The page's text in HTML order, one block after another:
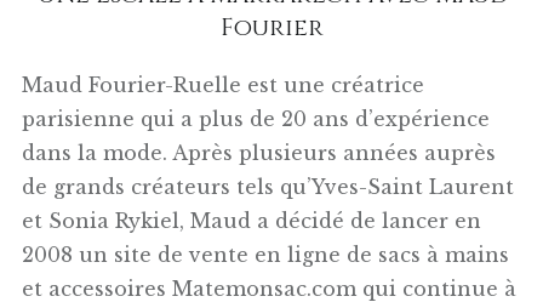
Fourier
Maud Fourier-Ruelle est une créatrice
parisienne qui a plus de 20 ans d’expérience
dans la mode. Après plusieurs années auprès
de grands créateurs tels qu’Yves-Saint Laurent
et Sonia Rykiel, Maud a décidé de lancer en
2008 un site de vente en ligne de sacs à mains
et accessoires Matemonsac.com qui continue à